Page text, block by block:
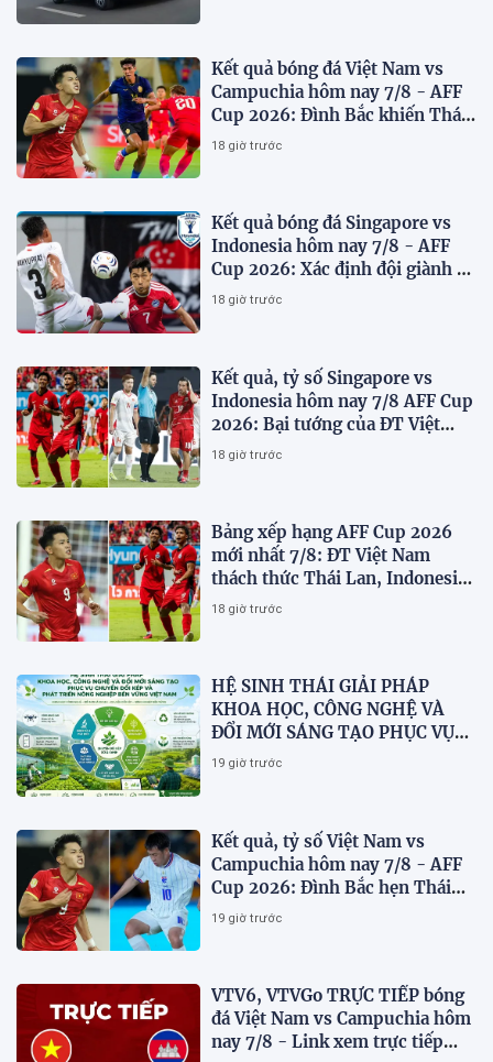
Kết quả bóng đá Việt Nam vs
Campuchia hôm nay 7/8 - AFF
Cup 2026: Đình Bắc khiến Thái
Lan run sợ
18 giờ trước
Kết quả bóng đá Singapore vs
Indonesia hôm nay 7/8 - AFF
Cup 2026: Xác định đội giành vé
Bán kết
18 giờ trước
Kết quả, tỷ số Singapore vs
Indonesia hôm nay 7/8 AFF Cup
2026: Bại tướng của ĐT Việt
nam dừng bước sớm
18 giờ trước
Bảng xếp hạng AFF Cup 2026
mới nhất 7/8: ĐT Việt Nam
thách thức Thái Lan, Indonesia
dừng bước
18 giờ trước
HỆ SINH THÁI GIẢI PHÁP
KHOA HỌC, CÔNG NGHỆ VÀ
ĐỔI MỚI SÁNG TẠO PHỤC VỤ
CHUYỂN ĐỔI KÉP VÀ PHÁT
19 giờ trước
Kết quả, tỷ số Việt Nam vs
Campuchia hôm nay 7/8 - AFF
Cup 2026: Đình Bắc hẹn Thái
Lan ở chung kết?
19 giờ trước
VTV6, VTVGo TRỰC TIẾP bóng
đá Việt Nam vs Campuchia hôm
nay 7/8 - Link xem trực tiếp